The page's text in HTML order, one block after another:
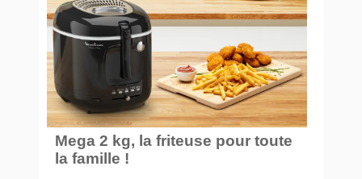
Mega 2 kg, la friteuse pour toute
la famille !